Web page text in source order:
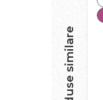
Produse similare